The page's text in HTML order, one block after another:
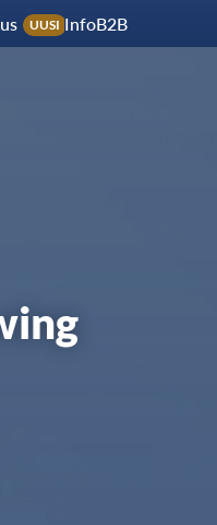
UUSI InfoB2B